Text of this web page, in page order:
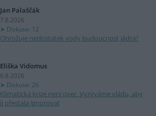
Jan Palaščák
7.8.2026
Diskuse: 12
Ohrožuje nedostatek vody budoucnost jádra?
Eliška Vidomus
6.8.2026
Diskuse: 26
Klimatická krize není over. Vyzýváme vládu, aby
ji přestala ignorovat